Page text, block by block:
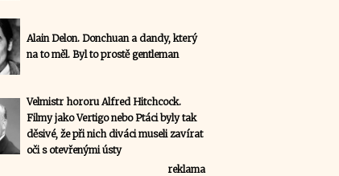
Alain Delon. Donchuan a dandy, který
na to měl. Byl to prostě gentleman
Velmistr hororu Alfred Hitchcock.
Filmy jako Vertigo nebo Ptáci byly tak
děsivé, že při nich diváci museli zavírat
oči s otevřenými ústy
reklama